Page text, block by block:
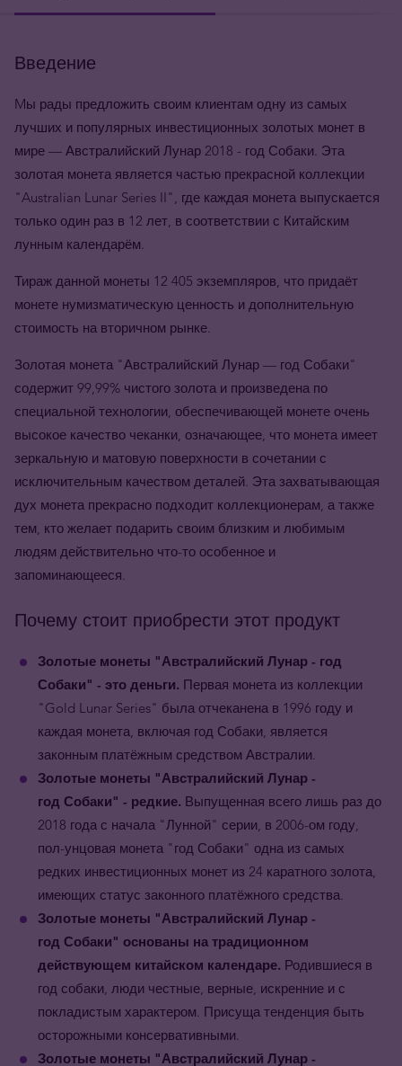
Введение
Mы рады предложить своим клиентам одну из самых
лучших и популярных инвестиционных золотых монет в
мире — Австралийский Лунар 2018 - год Собаки. Эта
золотая монета является частью прекрасной коллекции
"Australian Lunar Series II", где каждая монета выпускается
только один раз в 12 лет, в соответствии с Китайским
лунным календарём.
Тираж данной монеты 12 405 экземпляров, что придаёт
монете нумизматическую ценность и дополнительную
стоимость на вторичном рынке.
Золотая монета "Австралийский Лунар — год Собаки"
содержит 99,99% чистого золота и произведена по
специальной технологии, обеспечивающей монете очень
высокое качество чеканки, означающее, что монета имеет
зеркальную и матовую поверхности в сочетании с
исключительным качеством деталей. Эта захватывающая
дух монета прекрасно подходит коллекционерам, а также
тем, кто желает подарить своим близким и любимым
людям действительно что-то особенное и
запоминающееся.
Почему стоит приобрести этот продукт
Золотые монеты "Австралийский Лунар - год
Собаки" - это деньги. Первая монета из коллекции
"Gold Lunar Series" была отчеканена в 1996 году и
каждая монета, включая год Собаки, является
законным платёжным средством Австралии.
Золотые монеты "Австралийский Лунар -
год Собаки" - редкие. Выпущенная всего лишь раз до
2018 года с начала "Лунной" серии, в 2006-ом году,
пол-унцовая монета "год Собаки" одна из самых
редких инвестиционных монет из 24 каратного золота,
имеющих статус законного платёжного средства.
Золотые монеты "Австралийский Лунар -
год Собаки" основаны на традиционном
действующем китайском календаре. Родившиеся в
год собаки, люди честные, верные, искренние и с
покладистым характером. Присуща тенденция быть
осторожными консервативными.
Золотые монеты "Австралийский Лунар -